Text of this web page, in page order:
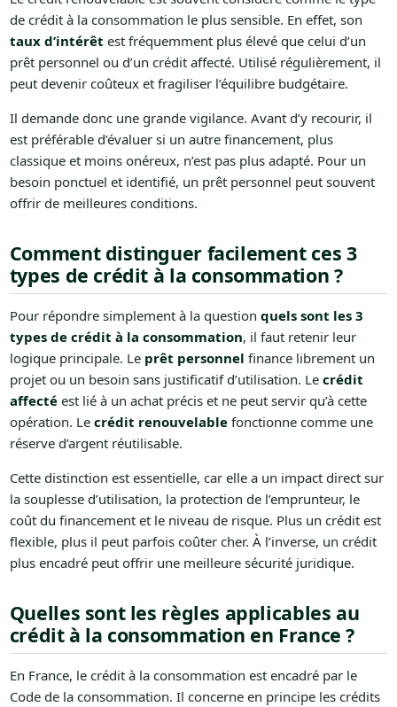
de crédit à la consommation le plus sensible. En effet, son
taux d’intérêt est fréquemment plus élevé que celui d’un
prêt personnel ou d’un crédit affecté. Utilisé régulièrement, il
peut devenir coûteux et fragiliser l’équilibre budgétaire.
Il demande donc une grande vigilance. Avant d’y recourir, il
est préférable d’évaluer si un autre financement, plus
classique et moins onéreux, n’est pas plus adapté. Pour un
besoin ponctuel et identifié, un prêt personnel peut souvent
offrir de meilleures conditions.
Comment distinguer facilement ces 3
types de crédit à la consommation ?
Pour répondre simplement à la question quels sont les 3
types de crédit à la consommation, il faut retenir leur
logique principale. Le prêt personnel finance librement un
projet ou un besoin sans justificatif d’utilisation. Le crédit
affectéest lié à un achat précis et ne peut servir qu’à cette
opération. Le crédit renouvelablefonctionne comme une
réserve d’argent réutilisable.
Cette distinction est essentielle, car elle a un impact direct sur
la souplesse d’utilisation, la protection de l’emprunteur, le
coût du financement et le niveau de risque. Plus un crédit est
flexible, plus il peut parfois coûter cher. À l’inverse, un crédit
plus encadré peut offrir une meilleure sécurité juridique.
Quelles sont les règles applicables au
crédit à la consommation en France ?
En France, le crédit à la consommation est encadré par le
Code de la consommation. Il concerne en principe les crédits